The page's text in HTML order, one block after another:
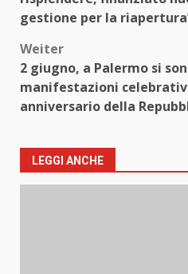
gestione per la
Weiter
2 giugno, a Palermo si
manifestazioni
anniversario della
LEGGI ANCHE